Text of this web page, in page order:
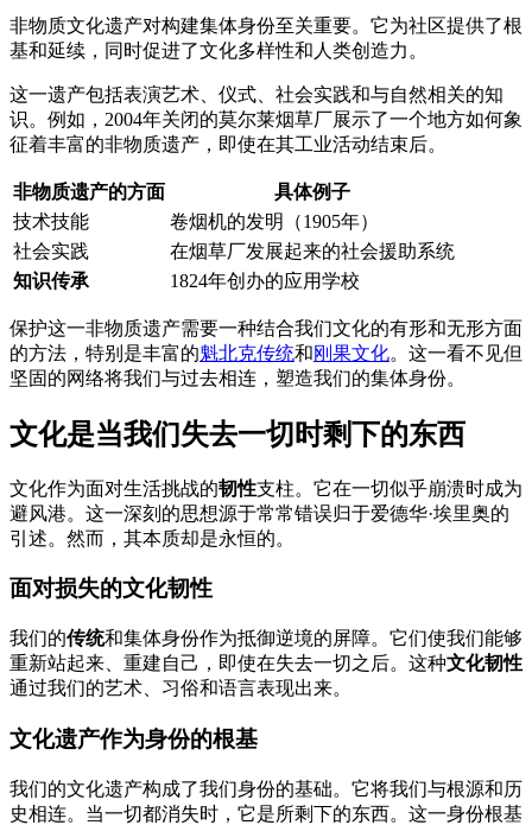
非物质文化遗产对构建集体身份至关重要。它为社区提供了根
基和延续，同时促进了文化多样性和人类创造力。
这一遗产包括表演艺术、仪式、社会实践和与自然相关的知
识。例如，2004年关闭的莫尔莱烟草厂展示了一个地方如何象
征着丰富的非物质遗产，即使在其工业活动结束后。
非物质遗产的方面
具体例子
技术技能
卷烟机的发明（1905年）
社会实践
在烟草厂发展起来的社会援助系统
知识传承
1824年创办的应用学校
保护这一非物质遗产需要一种结合我们文化的有形和无形方面
的方法，特别是丰富的魁北克传统和刚果文化。这一看不见但
坚固的网络将我们与过去相连，塑造我们的集体身份。
文化是当我们失去一切时剩下的东西
文化作为面对生活挑战的韧性支柱。它在一切似乎崩溃时成为
避风港。这一深刻的思想源于常常错误归于爱德华·埃里奥的
引述。然而，其本质却是永恒的。
面对损失的文化韧性
我们的传统和集体身份作为抵御逆境的屏障。它们使我们能够
重新站起来、重建自己，即使在失去一切之后。这种文化韧性
通过我们的艺术、习俗和语言表现出来。
文化遗产作为身份的根基
我们的文化遗产构成了我们身份的基础。它将我们与根源和历
史相连。当一切都消失时，它是所剩下的东西。这一身份根基